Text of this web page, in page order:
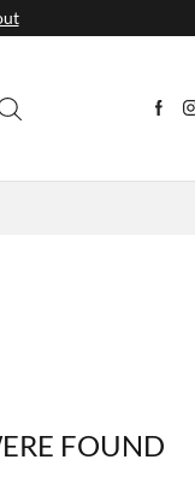
FOUND